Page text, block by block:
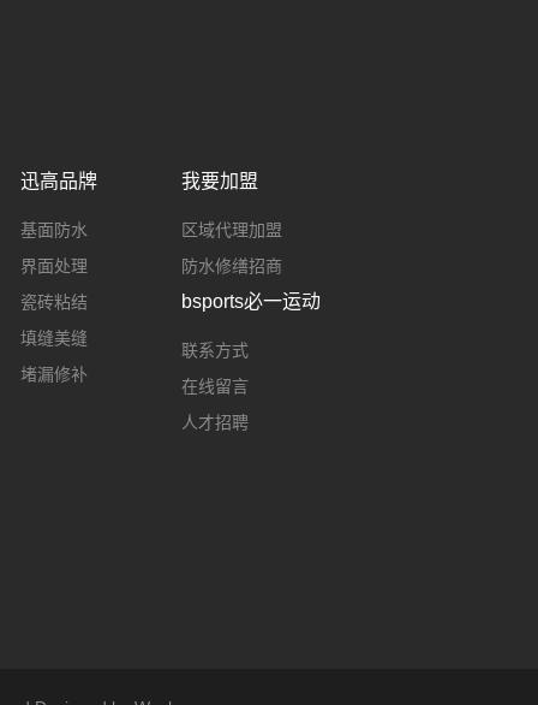
迅高品牌
基面防水
界面处理
瓷砖粘结
填缝美缝
堵漏修补
我要加盟
区域代理加盟
防水修缮招商
bsports必一运动
联系方式
在线留言
人才招聘